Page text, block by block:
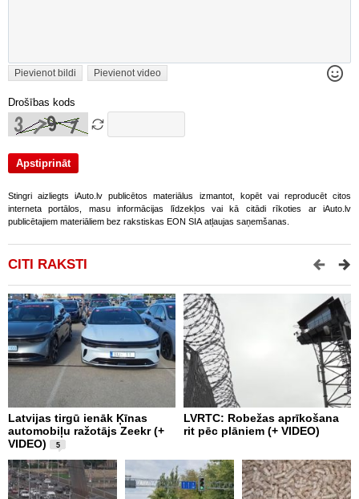
Pievienot bildi Pievienot video
Drošības kods
Stingri aizliegts iAuto.lv publicētos materiālus izmantot, kopēt vai reproducēt citos
interneta portālos, masu informācijas līdzekļos vai kā citādi rīkoties ar iAuto.lv
publicētajiem materiāliem bez rakstiskas EON SIA atļaujas saņemšanas.
CITI RAKSTI
Latvijas tirgū ienāk Ķīnas
automobiļu ražotājs Zeekr (+
VIDEO)
5
LVRTC: Robežas aprīkošana
rit pēc plāniem (+ VIDEO)